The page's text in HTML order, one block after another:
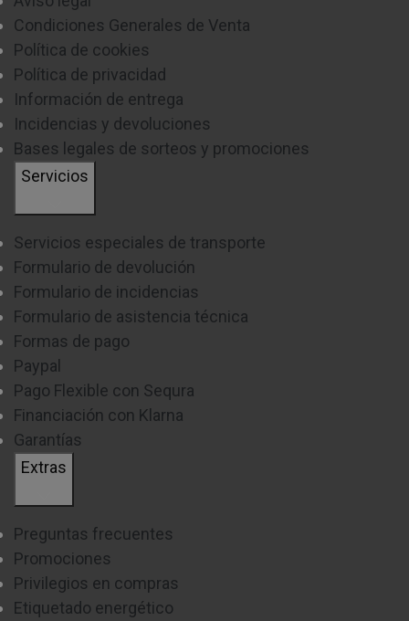
Condiciones Generales de Venta
Política de cookies
Política de privacidad
Información de entrega
Incidencias y devoluciones
Bases legales de sorteos y promociones
Servicios
Servicios especiales de transporte
Formulario de devolución
Formulario de incidencias
Formulario de asistencia técnica
Formas de pago
Paypal
Pago Flexible con Sequra
Financiación con Klarna
Garantías
Extras
Preguntas frecuentes
Promociones
Privilegios en compras
Etiquetado energético